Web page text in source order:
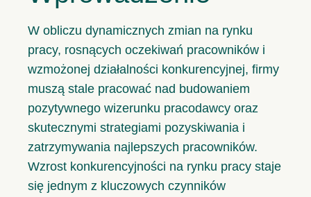
W obliczu dynamicznych zmian na rynku
pracy, rosnących oczekiwań pracowników i
wzmożonej działalności konkurencyjnej, firmy
muszą stale pracować nad budowaniem
pozytywnego wizerunku pracodawcy oraz
skutecznymi strategiami pozyskiwania i
zatrzymywania najlepszych pracowników.
Wzrost konkurencyjności na rynku pracy staje
się jednym z kluczowych czynników